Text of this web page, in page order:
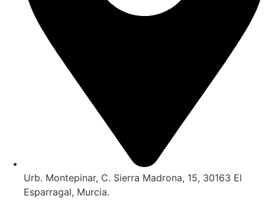
Urb. Montepinar, C. Sierra Madrona, 15, 30163 El
Esparragal, Murcia.